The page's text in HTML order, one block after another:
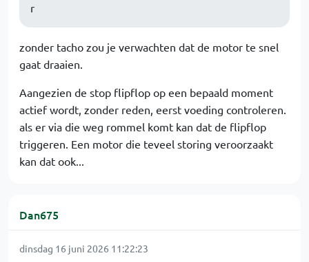
r
zonder tacho zou je verwachten dat de motor te snel
gaat draaien.
Aangezien de stop flipflop op een bepaald moment
actief wordt, zonder reden, eerst voeding controleren.
als er via die weg rommel komt kan dat de flipflop
triggeren. Een motor die teveel storing veroorzaakt
kan dat ook...
Dan675
dinsdag 16 juni 2026 11:22:23